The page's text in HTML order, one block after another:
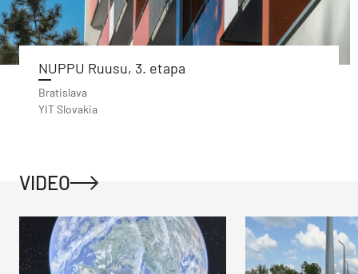
NUPPU Ruusu, 3. etapa
Bratislava
YIT Slovakia
VIDEO